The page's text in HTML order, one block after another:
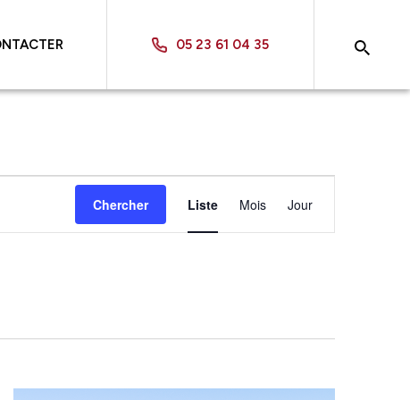
05 23 61 04 35
Chercher
de
vues
Liste Mois Jour